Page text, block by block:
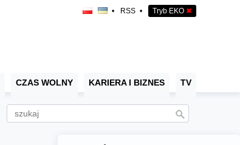
• RSS • Tryb EKO ✖
CZAS WOLNY KARIERA I BIZNES TV